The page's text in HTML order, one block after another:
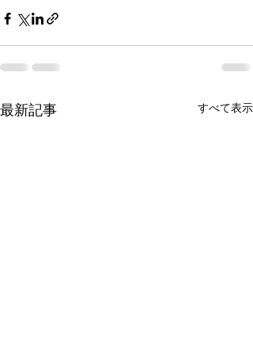
最新記事 すべて表示